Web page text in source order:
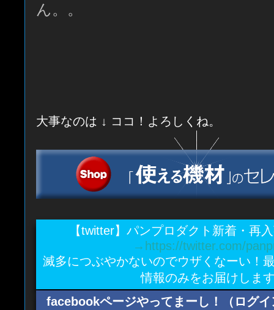
ん。。
大事なのは ↓ ココ！よろしくね。
【twitter】パンプロダクト新着・再
→https://twitter.com/
滅多につぶやかないのでウザくなーい！
情報のみをお届けしま
facebookページやってまーし！（ログ